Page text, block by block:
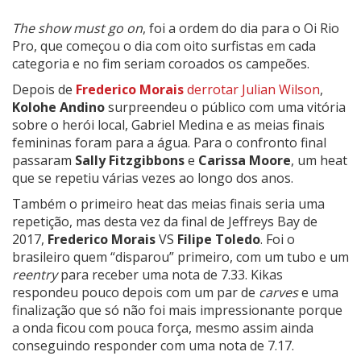
The show must go on, foi a ordem do dia para o Oi Rio
Pro, que começou o dia com oito surfistas em cada
categoria e no fim seriam coroados os campeões.
Depois de Frederico Moraisderrotar Julian Wilson,
Kolohe Andinosurpreendeu o público com uma vitória
sobre o herói local, Gabriel Medina e as meias finais
femininas foram para a água. Para o confronto final
passaram Sally Fitzgibbonse Carissa Moore, um heat
que se repetiu várias vezes ao longo dos anos.
Também o primeiro heat das meias finais seria uma
repetição, mas desta vez da final de Jeffreys Bay de
2017, Frederico MoraisVS Filipe Toledo. Foi o
brasileiro quem “disparou” primeiro, com um tubo e um
reentrypara receber uma nota de 7.33. Kikas
respondeu pouco depois com um par de carvese uma
finalização que só não foi mais impressionante porque
a onda ficou com pouca força, mesmo assim ainda
conseguindo responder com uma nota de 7.17.